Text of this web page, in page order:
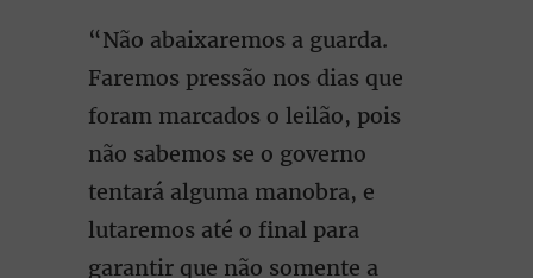
“Não abaixaremos a guarda.
Faremos pressão nos dias que
foram marcados o leilão, pois
não sabemos se o governo
tentará alguma manobra, e
lutaremos até o final para
garantir que não somente a